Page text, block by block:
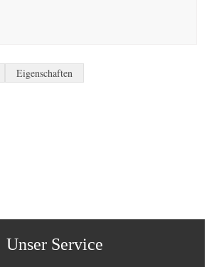
Eigenschaften
Unser Service